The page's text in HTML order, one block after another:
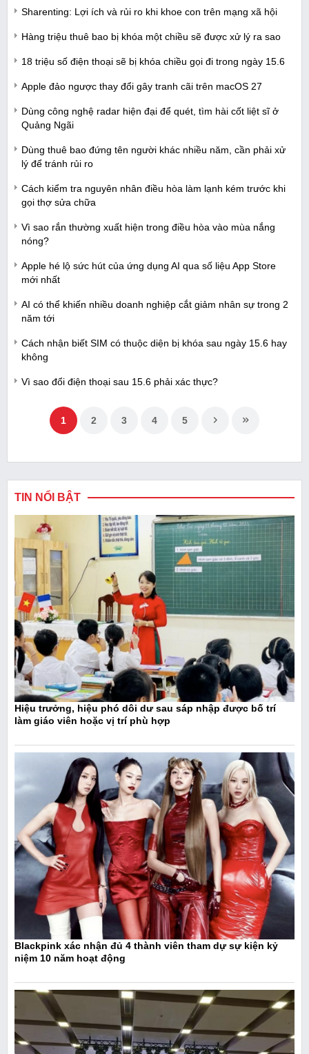
Sharenting: Lợi ích và rủi ro khi khoe con trên mạng xã hội
Hàng triệu thuê bao bị khóa một chiều sẽ được xử lý ra sao
18 triệu số điện thoại sẽ bị khóa chiều gọi đi trong ngày 15.6
Apple đảo ngược thay đổi gây tranh cãi trên macOS 27
Dùng công nghệ radar hiện đại để quét, tìm hài cốt liệt sĩ ở
Quảng Ngãi
Dùng thuê bao đứng tên người khác nhiều năm, cần phải xử
lý để tránh rủi ro
Cách kiểm tra nguyên nhân điều hòa làm lạnh kém trước khi
gọi thợ sửa chữa
Vì sao rắn thường xuất hiện trong điều hòa vào mùa nắng
nóng?
Apple hé lộ sức hút của ứng dụng AI qua số liệu App Store
mới nhất
AI có thể khiến nhiều doanh nghiệp cắt giảm nhân sự trong 2
năm tới
Cách nhận biết SIM có thuộc diện bị khóa sau ngày 15.6 hay
không
Vì sao đổi điện thoại sau 15.6 phải xác thực?
1 2 3 4 5
TIN NỔI BẬT
Hiệu trưởng, hiệu phó dôi dư sau sáp nhập được bố trí
làm giáo viên hoặc vị trí phù hợp
Blackpink xác nhận đủ 4 thành viên tham dự sự kiện kỷ
niệm 10 năm hoạt động